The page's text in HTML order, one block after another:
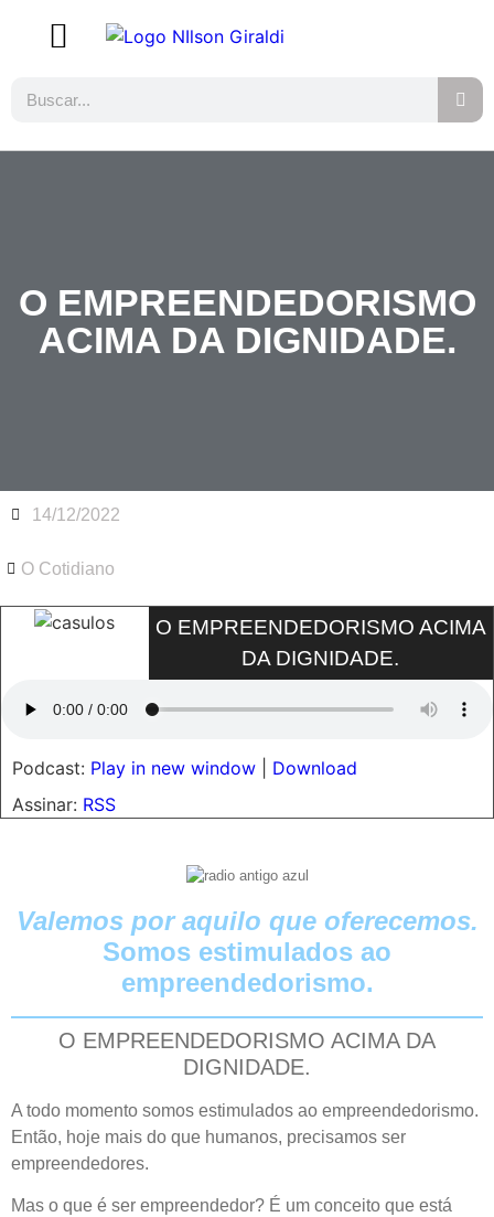
O EMPREENDEDORISMO
ACIMA DA DIGNIDADE.
14/12/2022
O Cotidiano
O EMPREENDEDORISMO ACIMA
DA DIGNIDADE.
Podcast: Play in new window
Download
Assinar: RSS
Valemos por aquilo que oferecemos.
Somos estimulados ao
empreendedorismo.
O EMPREENDEDORISMO ACIMA DA
DIGNIDADE.
A todo momento somos estimulados ao empreendedorismo.
Então, hoje mais do que humanos, precisamos ser
empreendedores.
Mas o que é ser empreendedor? É um conceito que está